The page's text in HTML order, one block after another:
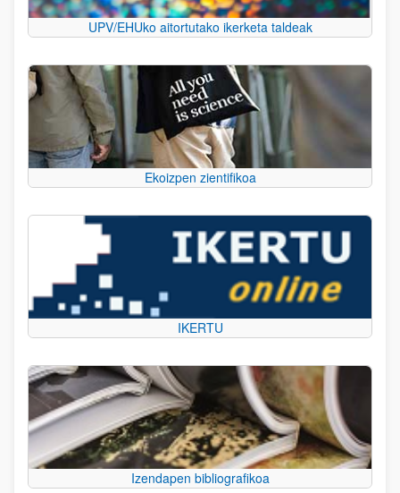
UPV/EHUko aitortutako ikerketa taldeak
Ekoizpen zientifikoa
IKERTU
Izendapen bibliografikoa